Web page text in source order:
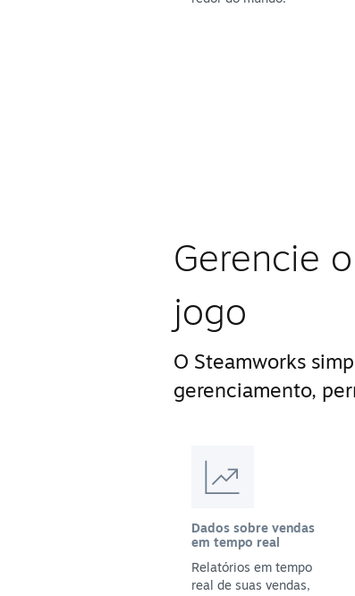
Gerencie
jogo
O Steamworks
gerenciamento,
Dados sobre vendas
em tempo real
Relatórios em tempo
real de suas vendas,